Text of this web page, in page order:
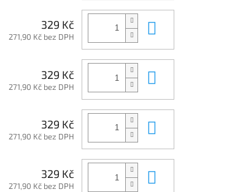
329 Kč
271,90 Kč bez DPH
329 Kč
271,90 Kč bez DPH
329 Kč
271,90 Kč bez DPH
329 Kč
271,90 Kč bez DPH